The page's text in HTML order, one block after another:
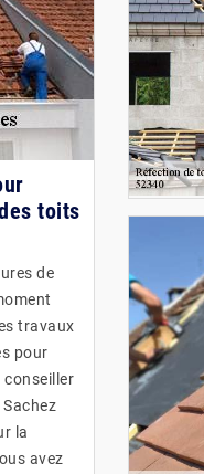
toits
de
travaux
pour
conseiller
la
avez